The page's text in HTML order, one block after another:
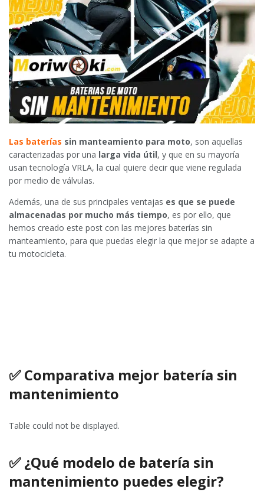
Las baterías sin manteamiento para moto, son aquellas
caracterizadas por una larga vida útil, y que en su mayoría
usan tecnología VRLA, la cual quiere decir que viene regulada
por medio de válvulas.
Además, una de sus principales ventajas es que se puede
almacenadas por mucho más tiempo, es por ello, que
hemos creado este post con las mejores baterías sin
manteamiento, para que puedas elegir la que mejor se adapte a
tu motocicleta.
✅ Comparativa mejor batería sin
mantenimiento
Table could not be displayed.
✅ ¿Qué modelo de batería sin
mantenimiento puedes elegir?